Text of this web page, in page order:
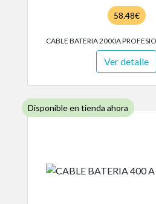
58.48€
CABLE BATERIA 2000A
Ver detalle
Disponible en tienda ahora